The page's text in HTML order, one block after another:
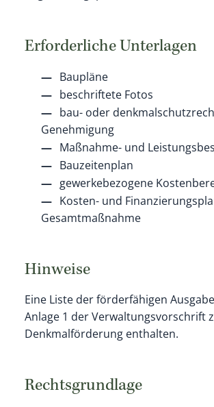
Erforderliche Unterlagen
Baupläne
beschriftete Fotos
bau- oder
Genehmigung
Maßnahme- und
Bauzeitenplan
gewerkebezogene
Kosten- und
Gesamtmaßnahme
Hinweise
Eine Liste der förderfähigen
Anlage 1 der Verwaltungsvorschrift
Denkmalförderung enthalten.
Rechtsgrundlage